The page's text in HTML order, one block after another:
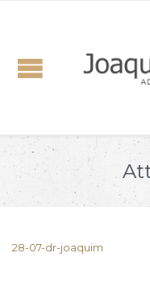
28-07-dr-joaquim